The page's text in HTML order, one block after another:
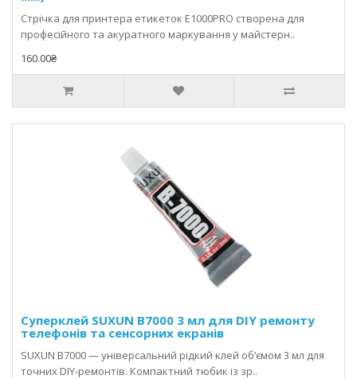
Стрічка для принтера етикеток E1000PRO створена для
професійного та акуратного маркування у майстерн..
160.00₴
Суперклей SUXUN B7000 3 мл для DIY ремонту
телефонів та сенсорних екранів
SUXUN B7000 — універсальний рідкий клей об’ємом 3 мл для
точних DIY-ремонтів. Компактний тюбик із зр..